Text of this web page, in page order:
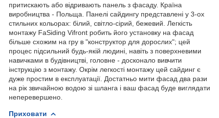
притискають або відривають панель з фасаду. Країна
виробництва - Польща. Панелі сайдингу представлені у 3-ох
стильних кольорах: білий, світло-сірий, бежевий. Легкість
монтажу FaSiding Vifront робить його установку на фасад
більше схожим на гру в "конструктор для дорослих"; цей
процес підсильний будь-якій людині, навіть з поверхневими
навичками в будівництві, головне - досконало вивчити
інструкцію з монтажу. Окрім легкості монтажу цей сайдинг є
дуже простим в експлуатації. Достатньо мити фасад два рази
на рік звичайною водою зі шланга і ваш фасад буде виглядати
неперевершено.
Приховати